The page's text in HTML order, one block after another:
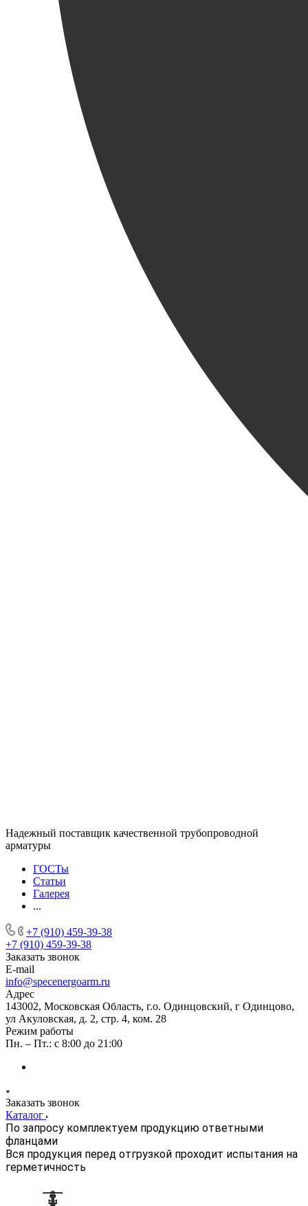
Надежный поставщик качественной трубопроводной
арматуры
ГОСТы
Статьи
Галерея
...
+7 (910) 459-39-38
+7 (910) 459-39-38
Заказать звонок
E-mail
info@specenergoarm.ru
Адрес
143002, Московская Область, г.о. Одинцовский, г Одинцово,
ул Акуловская, д. 2, стр. 4, ком. 28
Режим работы
Пн. – Пт.: с 8:00 до 21:00
Заказать звонок
Каталог
По запросу комплектуем продукцию ответными
фланцами
Вся продукция перед отгрузкой проходит испытания на
герметичность